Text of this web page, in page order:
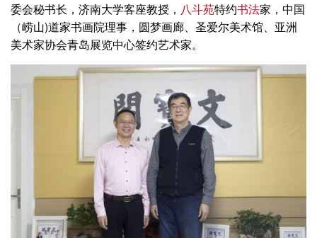
委会秘书长，济南大学客座教授， 八斗苑特约书法家，中国
（崂山)道家书画院理事，圆梦画廊、圣爱尔美术馆、亚洲
美术家协会青岛展览中心签约艺术家。